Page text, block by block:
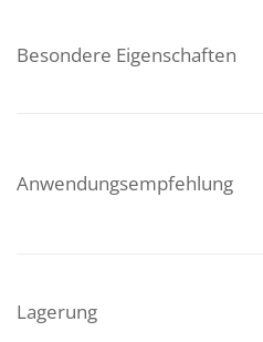
Besondere Eigenschaften
Anwendungsempfehlung
Lagerung